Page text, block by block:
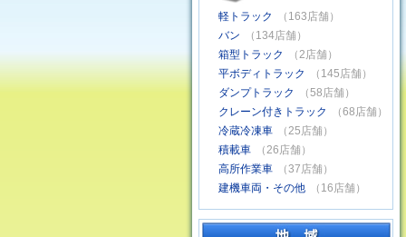
軽トラック
（163店舗）
バン
（134店舗）
箱型トラック
（2店舗）
平ボディトラック
（145店舗）
ダンプトラック
（58店舗）
クレーン付きトラック
（68店舗）
冷蔵冷凍車
（25店舗）
積載車
（26店舗）
高所作業車
（37店舗）
建機車両・その他
（16店舗）